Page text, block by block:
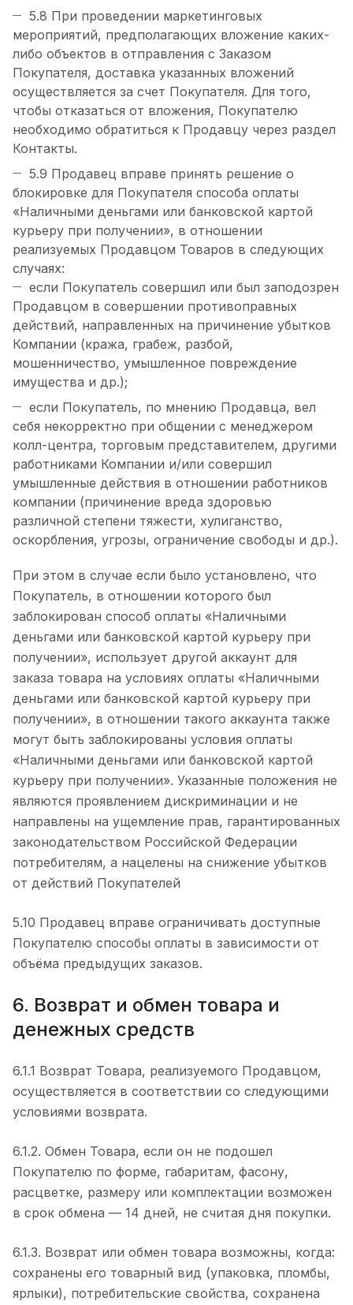
5.8 При проведении маркетинговых
мероприятий, предполагающих вложение каких-
либо объектов в отправления с Заказом
Покупателя, доставка указанных вложений
осуществляется за счет Покупателя. Для того,
чтобы отказаться от вложения, Покупателю
необходимо обратиться к Продавцу через раздел
Контакты.
5.9 Продавец вправе принять решение о
блокировке для Покупателя способа оплаты
«Наличными деньгами или банковской картой
курьеру при получении», в отношении
реализуемых Продавцом Товаров в следующих
случаях:
если Покупатель совершил или был заподозрен
Продавцом в совершении противоправных
действий, направленных на причинение убытков
Компании (кража, грабеж, разбой,
мошенничество, умышленное повреждение
имущества и др.);
если Покупатель, по мнению Продавца, вел
себя некорректно при общении с менеджером
колл-центра, торговым представителем, другими
работниками Компании и/или совершил
умышленные действия в отношении работников
компании (причинение вреда здоровью
различной степени тяжести, хулиганство,
оскорбления, угрозы, ограничение свободы и др.).
При этом в случае если было установлено, что
Покупатель, в отношении которого был
заблокирован способ оплаты «Наличными
деньгами или банковской картой курьеру при
получении», использует другой аккаунт для
заказа товара на условиях оплаты «Наличными
деньгами или банковской картой курьеру при
получении», в отношении такого аккаунта также
могут быть заблокированы условия оплаты
«Наличными деньгами или банковской картой
курьеру при получении». Указанные положения не
являются проявлением дискриминации и не
направлены на ущемление прав, гарантированных
законодательством Российской Федерации
потребителям, а нацелены на снижение убытков
от действий Покупателей
5.10 Продавец вправе ограничивать доступные
Покупателю способы оплаты в зависимости от
объёма предыдущих заказов.
6. Возврат и обмен товара и
денежных средств
6.1.1 Возврат Товара, реализуемого Продавцом,
осуществляется в соответствии со следующими
условиями возврата.
6.1.2. Обмен Товара, если он не подошел
Покупателю по форме, габаритам, фасону,
расцветке, размеру или комплектации возможен
в срок обмена — 14 дней, не считая дня покупки.
6.1.3. Возврат или обмен товара возможны, когда:
сохранены его товарный вид (упаковка, пломбы,
ярлыки), потребительские свойства, сохранена